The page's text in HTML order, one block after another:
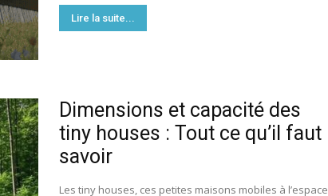
Lire la suite...
Dimensions et capacité des
tiny houses : Tout ce qu’il faut
savoir
Les tiny houses, ces petites maisons mobiles à l’espace